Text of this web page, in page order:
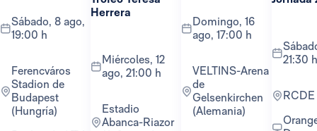
sábado, 8 ago,
19:00 h
Ferencváros
Stadion de
Budapest
(Hungría)
Herrera
miércoles, 12
ago, 21:00 h
Estadio
Abanca-Riazor
domingo, 16
ago, 17:00 h
VELTINS-Arena
de
Gelsenkirchen
(Alemania)
sábado, 22 ago,
21:30 h
Orange TV y